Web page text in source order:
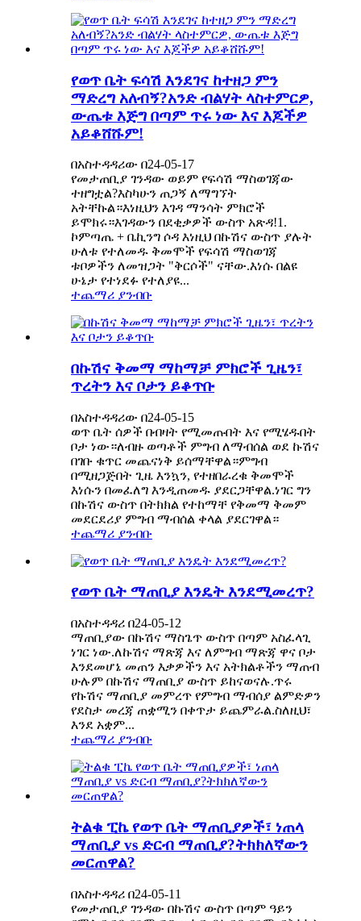
የወጥ ቤት ፍሳሽ እንደገና ከተዘጋ ምን
ማድረግ አለብኝ?አንድ ብልሃት ላስተምርዎ,
ውጤቱ እጅግ በጣም ጥሩ ነው እና እጆችዎ
አይቆሸሹም!
በአስተዳዳሪው በ24-05-17
የመታጠቢያ ገንዳው ወይም የፍሳሽ ማስወገጃው
ተዘግቷል?እስካሁን ጠጋኝ ለማግኘት
አትቸኩል።እነዚህን እገዳ ማንሳት ምክሮች
ይሞክሩ።እገዳውን በደቂቃዎች ውስጥ አጽዳ!1.
ኮምጣጤ + ቤኪንግ ሶዳ እነዚህ በኩሽና ውስጥ ያሉት
ሁለቱ የተለመዱ ቅመሞች የፍሳሽ ማስወገጃ
ቱቦዎችን ለመዝጋት "ቅርሶች" ናቸው.እነሱ በልዩ
ሁኔታ የተነደፉ የተለያዩ...
ተጨማሪ ያንብቡ
በኩሽና ቅመማ ማከማቻ ምክሮች ጊዜን፣
ጥረትን እና ቦታን ይቆጥቡ
በአስተዳዳሪው በ24-05-15
ወጥ ቤት ሰዎች በብዛት የሚመጡበት እና የሚሄዱበት
ቦታ ነው።ለብዙ ወጣቶች ምግብ ለማብሰል ወደ ኩሽና
በገቡ ቁጥር መጨናነቅ ይሰማቸዋል።ምግብ
በሚዘጋጅበት ጊዜ እንኳን, የተዘበራረቁ ቅመሞች
እነሱን በመፈለግ እንዲጠመዱ ያደርጋቸዋል.ነገር ግን
በኩሽና ውስጥ በትክክል የተከማቸ የቅመማ ቅመም
መደርደሪያ ምግብ ማብሰል ቀላል ያደርገዋል።
ተጨማሪ ያንብቡ
የወጥ ቤት ማጠቢያ እንዴት እንደሚመረጥ?
በአስተዳዳሪ በ24-05-12
ማጠቢያው በኩሽና ማስጌጥ ውስጥ በጣም አስፈላጊ
ነገር ነው.ለኩሽና ማጽጃ እና ለምግብ ማጽጃ ዋና ቦታ
እንደመሆኔ መጠን እቃዎችን እና አትክልቶችን ማጠብ
ሁሉም በኩሽና ማጠቢያ ውስጥ ይከናወናሉ.ጥሩ
የኩሽና ማጠቢያ መምረጥ የምግብ ማብሰያ ልምድዎን
የደስታ መረጃ ጠቋሚን በቀጥታ ይጨምራል.ስለዚህ፣
እንደ አቋም...
ተጨማሪ ያንብቡ
ትልቁ ፒኬ የወጥ ቤት ማጠቢያዎች፣ ነጠላ
ማጠቢያ vs ድርብ ማጠቢያ?ትክክለኛውን
መርጠዋል?
በአስተዳዳሪ በ24-05-11
የመታጠቢያ ገንዳው በኩሽና ውስጥ በጣም ዓይን